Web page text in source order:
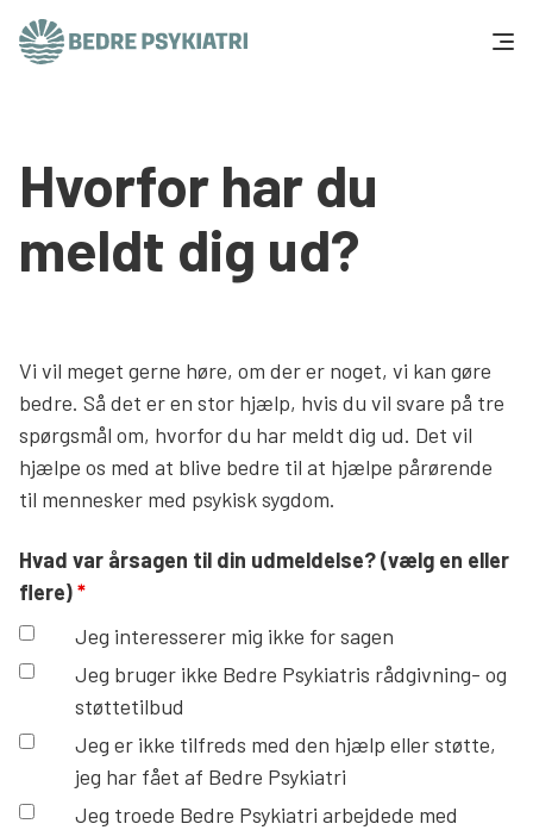
Tal og fakta
Om os
Presse og politik
Støt os
Søg
Hvorfor har du
meldt dig ud?
Vi vil meget gerne høre, om der er noget, vi kan gøre
bedre. Så det er en stor hjælp, hvis du vil svare på tre
spørgsmål om, hvorfor du har meldt dig ud. Det vil
hjælpe os med at blive bedre til at hjælpe pårørende
til mennesker med psykisk sygdom.
Hvad var årsagen til din udmeldelse? (vælg en eller
flere)*
Jeg interesserer mig ikke for sagen
Jeg bruger ikke Bedre Psykiatris rådgivning- og
støttetilbud
Jeg er ikke tilfreds med den hjælp eller støtte,
jeg har fået af Bedre Psykiatri
Jeg troede Bedre Psykiatri arbejdede med